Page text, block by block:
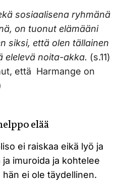
sosiaalisena ryhmänä
on tuonut elämääni
siksi, että olen tällainen
elelevä noita-akka. (s.11)
että Harmange on
elää
ei raiskaa eikä lyö ja
imuroida ja kohtelee
ei ole täydellinen.